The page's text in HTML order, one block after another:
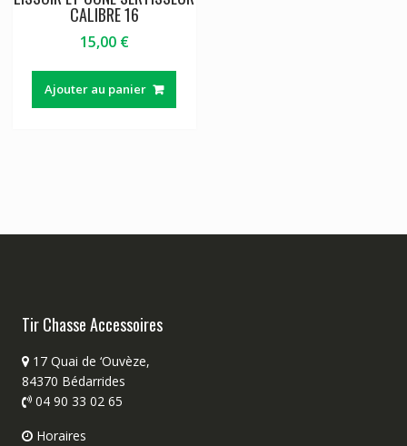
CALIBRE 16
15,00 €
Ajouter au panier
Tir Chasse Accessoires
17 Quai de ‘Ouvèze,
84370 Bédarrides
04 90 33 02 65
Horaires